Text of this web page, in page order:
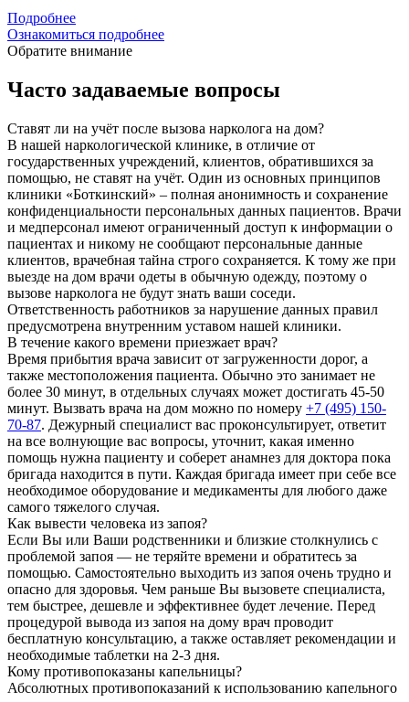
Подробнее
Ознакомиться подробнее
Обратите внимание
Часто задаваемые вопросы
Ставят ли на учёт после вызова нарколога на дом?
В нашей наркологической клинике, в отличие от
государственных учреждений, клиентов, обратившихся за
помощью, не ставят на учёт. Один из основных принципов
клиники «Боткинский» – полная анонимность и сохранение
конфиденциальности персональных данных пациентов. Врачи
и медперсонал имеют ограниченный доступ к информации о
пациентах и никому не сообщают персональные данные
клиентов, врачебная тайна строго сохраняется. К тому же при
выезде на дом врачи одеты в обычную одежду, поэтому о
вызове нарколога не будут знать ваши соседи.
Ответственность работников за нарушение данных правил
предусмотрена внутренним уставом нашей клиники.
В течение какого времени приезжает врач?
Время прибытия врача зависит от загруженности дорог, а
также местоположения пациента. Обычно это занимает не
более 30 минут, в отдельных случаях может достигать 45-50
минут. Вызвать врача на дом можно по номеру +7 (495) 150-
70-87. Дежурный специалист вас проконсультирует, ответит
на все волнующие вас вопросы, уточнит, какая именно
помощь нужна пациенту и соберет анамнез для доктора пока
бригада находится в пути. Каждая бригада имеет при себе все
необходимое оборудование и медикаменты для любого даже
самого тяжелого случая.
Как вывести человека из запоя?
Если Вы или Ваши родственники и близкие столкнулись с
проблемой запоя — не теряйте времени и обратитесь за
помощью. Самостоятельно выходить из запоя очень трудно и
опасно для здоровья. Чем раньше Вы вызовете специалиста,
тем быстрее, дешевле и эффективнее будет лечение. Перед
процедурой вывода из запоя на дому врач проводит
бесплатную консультацию, а также оставляет рекомендации и
необходимые таблетки на 2-3 дня.
Кому противопоказаны капельницы?
Абсолютных противопоказаний к использованию капельного